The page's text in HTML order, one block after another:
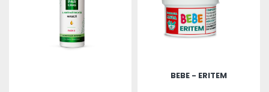
BEBE - ERITEM